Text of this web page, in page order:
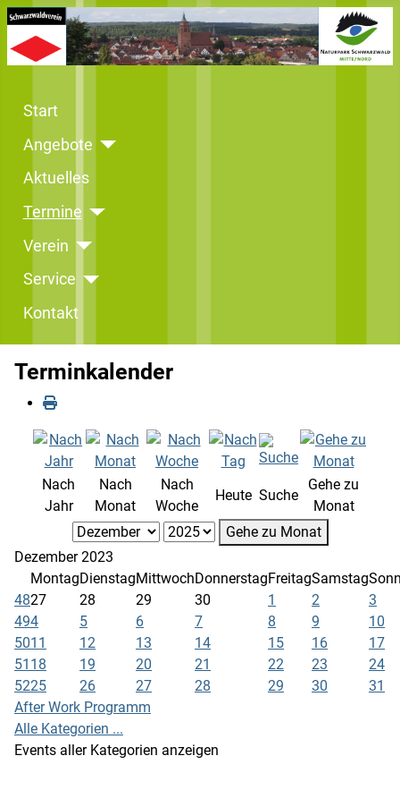
Start
Angebote
Aktuelles
Termine
Verein
Service
Kontakt
Terminkalender
Nach
Jahr
Nach
Monat
Nach
Woche
Heute Suche
Gehe zu
Monat
Gehe zu Monat
Dezember 2023
MontagDienstagMittwochDonnerstagFreitagSamstag
4827 28 29 30 1 2
3
494 5 6 7 8 9
10
5011 12 13 14 15 16
17
51 18 19 20 21 22 23
24
5225 26 27 28 29 30
31
After Work Programm
Alle Kategorien ...
Events aller Kategorien anzeigen